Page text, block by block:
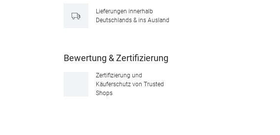
Lieferungen innerhalb
Deutschlands & ins Ausland
Bewertung & Zertifizierung
Zertifizierung und
Käuferschutz von Trusted
Shops